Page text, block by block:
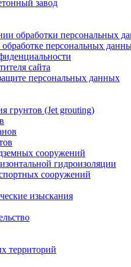
завод
обработки персональных
персональных
сайта
персональных данных
грунтов (Jet grouting)
сооружений
гидроизоляции
сооружений
изыскания
территорий